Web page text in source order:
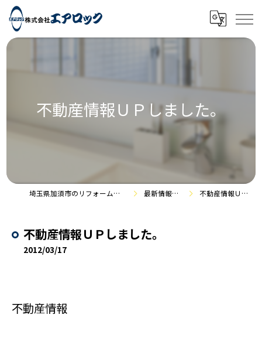
不動産情報ＵＰしました。
埼玉県加須市のリフォームなら株式会社エアロック 最新情報・施工事例 不動産情報ＵＰしました。
不動産情報ＵＰしました。
2012/03/17
不動産情報